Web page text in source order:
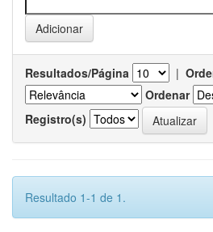
Resultados/Página |
Ordenar
Registro(s)
Resultado 1-1 de 1.